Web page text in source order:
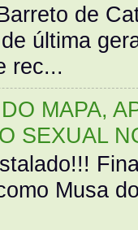
de
última
rec...
MAPA,
SEXUAL
Musa